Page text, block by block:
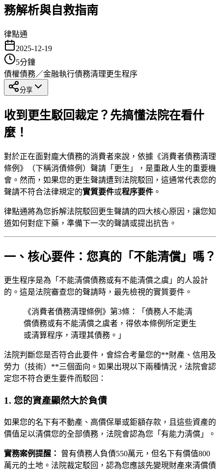
務解析與自救指南
律點通
2025-12-19
5分鐘
債權債務／金融執行債務清理更生程序
分享
收到更生駁回裁定？先搞懂法院在看什
麼！
對於正在面對龐大債務的消費者來說，依據《消費者債務清理
條例》（下稱消債條例）聲請「更生」，是重啟人生的重要機
會。然而，如果您的更生聲請遭到法院駁回，這通常代表您的
聲請不符合法律規定的實質要件或程序要件 。
律點通將為您拆解法院駁回更生聲請的四大核心原因，讓您知
道如何對症下藥，準備下一次的聲請或提出抗告。
一、核心要件：您真的「不能清償」嗎？
更生程序是為「不能清償債務或有不能清償之虞」的人設計
的。這是法院審查您的聲請時，最先檢視的實質要件。
《消費者債務清理條例》第3條：「債務人不能清
償債務或有不能清償之虞者，得依本條例所定更生
或清算程序，清理其債務。」
法院判斷您是否符合此要件，會綜合考量您的**財產、信用及
勞力（技術）**三個面向。如果出現以下兩種情況，法院會認
定您不符合更生要件而駁回：
1. 您的資產顯然大於負債
如果您的名下有不動產、高價保單或鉅額存款，且這些資產的
價值足以清償您的全部債務，法院會認為您「有能力清償」。
實務案例提醒：
曾有債務人負債550萬元，但名下有價值800
萬元的土地。法院裁定駁回，認為您應該先變現財產來清償債